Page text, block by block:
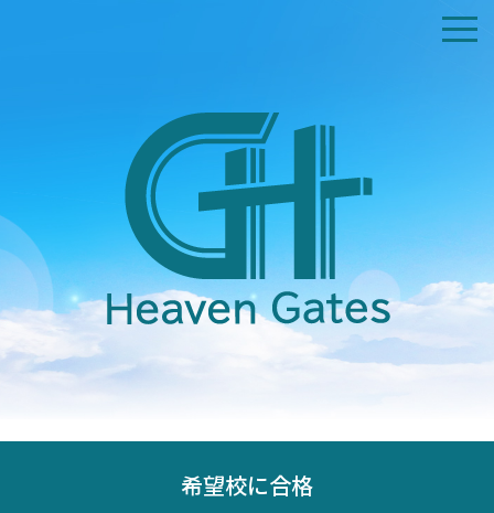
交通アクセス
礼拝時間
証集
希望校に合格